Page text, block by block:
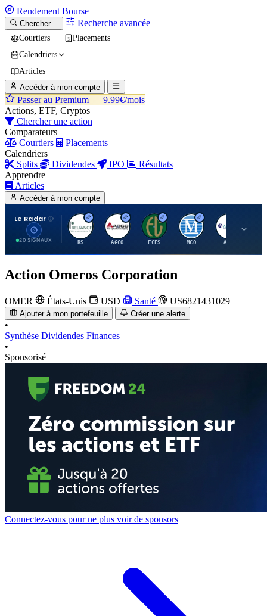
Rendement Bourse
Chercher… Recherche avancée
Courtiers
Placements
Calendriers
Articles
Accéder à mon compte
Passer au Premium — 9.99€/mois
Actions, ETF, Cryptos
Chercher une action
Comparateurs
Courtiers
Placements
Calendriers
Splits
Dividendes IPO
Résultats
Apprendre
Articles
Accéder à mon compte
Le Radar
20 SIGNAUX
R
RS
A
AGCO
F
FCFS
M
MCO
A
AIT
Action Omeros Corporation
OMER États-Unis USD Santé US6821431029
Ajouter à mon portefeuille Créer une alerte
•
Synthèse Dividendes Finances
•
Sponsorisé
Connectez-vous pour ne plus voir de sponsors